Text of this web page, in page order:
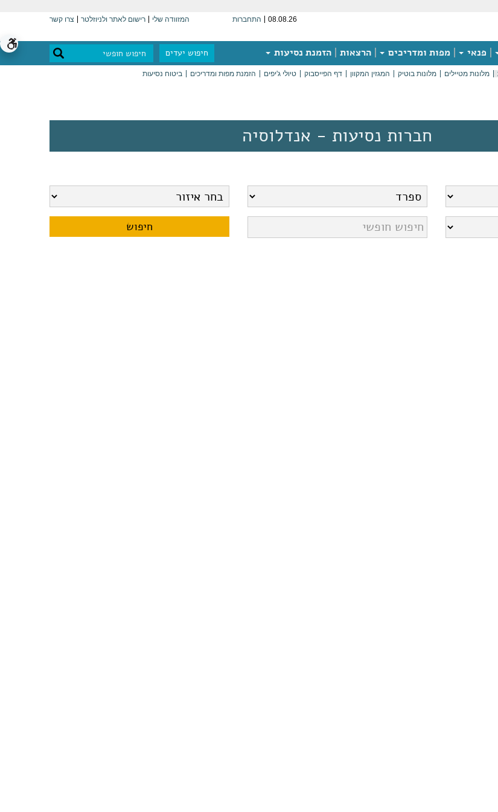
08.08.26 התחברות המזוודה שלי רישום לאתר ולניוזלטר צרו קשר
פנאי מפות ומדריכים הרצאות הזמנת נסיעות חיפוש יעדים
מלונות מטיילים מלונות בוטיק המגזין המקוון דף הפייסבוק טיולי ג'יפים הזמנת מפות ומדריכים ביטוח נסיעות
חברות נסיעות - אנדלוסיה